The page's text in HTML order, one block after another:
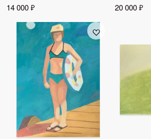
14 000 ₽ 20 000 ₽